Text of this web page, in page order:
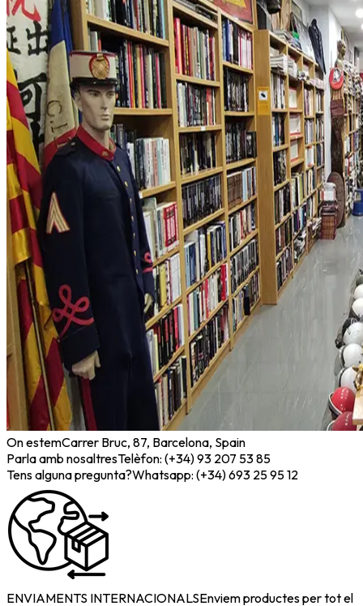
On estemCarrer Bruc, 87, Barcelona, Spain
Parla amb nosaltresTelèfon: (+34) 93 207 53 85
Tens alguna pregunta?Whatsapp: (+34) 693 25 95 12
ENVIAMENTS INTERNACIONALSEnviem productes per tot el